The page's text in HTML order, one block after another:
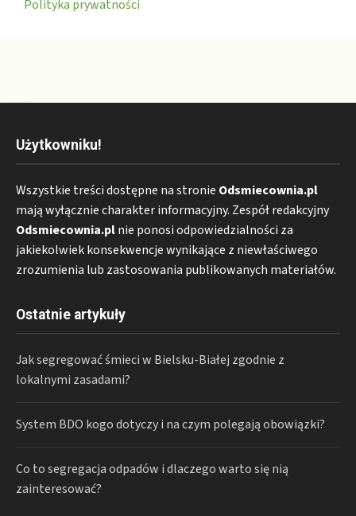
Polityka prywatności
Użytkowniku!
Wszystkie treści dostępne na stronie Odsmiecownia.pl
mają wyłącznie charakter informacyjny. Zespół redakcyjny
Odsmiecownia.plnie ponosi odpowiedzialności za
jakiekolwiek konsekwencje wynikające z niewłaściwego
zrozumienia lub zastosowania publikowanych materiałów.
Ostatnie artykuły
Jak segregować śmieci w Bielsku-Białej zgodnie z
lokalnymi zasadami?
System BDO kogo dotyczy i na czym polegają obowiązki?
Co to segregacja odpadów i dlaczego warto się nią
zainteresować?